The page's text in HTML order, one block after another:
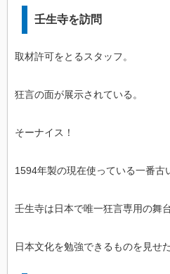
壬生寺を訪問
取材許可をとるスタッフ。
狂言の面が展示されている。
そーナイス！
1594年製の現在使っている一番古
壬生寺は日本で唯一狂言専用の舞
日本文化を勉強できるものを見せ